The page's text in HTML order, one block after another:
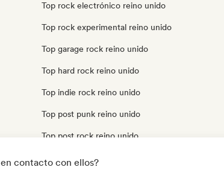
Top rock electrónico reino unido
Top rock experimental reino unido
Top garage rock reino unido
Top hard rock reino unido
Top indie rock reino unido
Top post punk reino unido
Top post rock reino unido
Top punk rock reino unido
contacto con ellos?